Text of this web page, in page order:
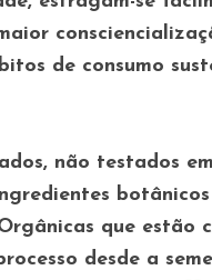
de consumo
não testados
que estão
desde a